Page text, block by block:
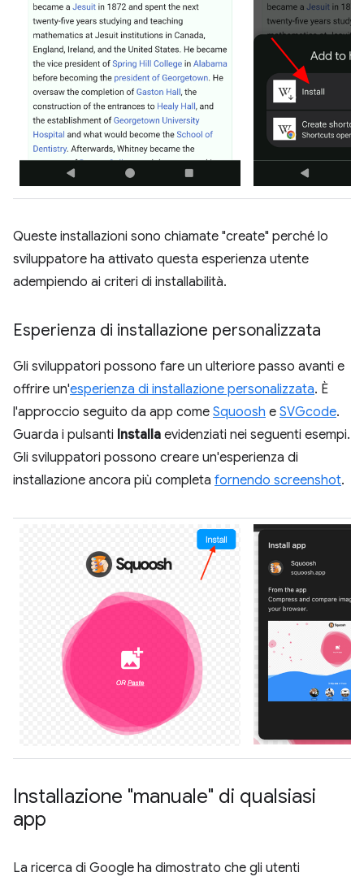
Queste installazioni sono chiamate "create" perché lo
sviluppatore ha attivato questa esperienza utente
adempiendo ai criteri di installabilità.
Esperienza di installazione personalizzata
Gli sviluppatori possono fare un ulteriore passo avanti e
offrire un'esperienza di installazione personalizzata. È
l'approccio seguito da app come Squoosh e SVGcode.
Guarda i pulsanti Installa evidenziati nei seguenti esempi.
Gli sviluppatori possono creare un'esperienza di
installazione ancora più completa fornendo screenshot.
Installazione "manuale" di qualsiasi
app
La ricerca di Google ha dimostrato che gli utenti